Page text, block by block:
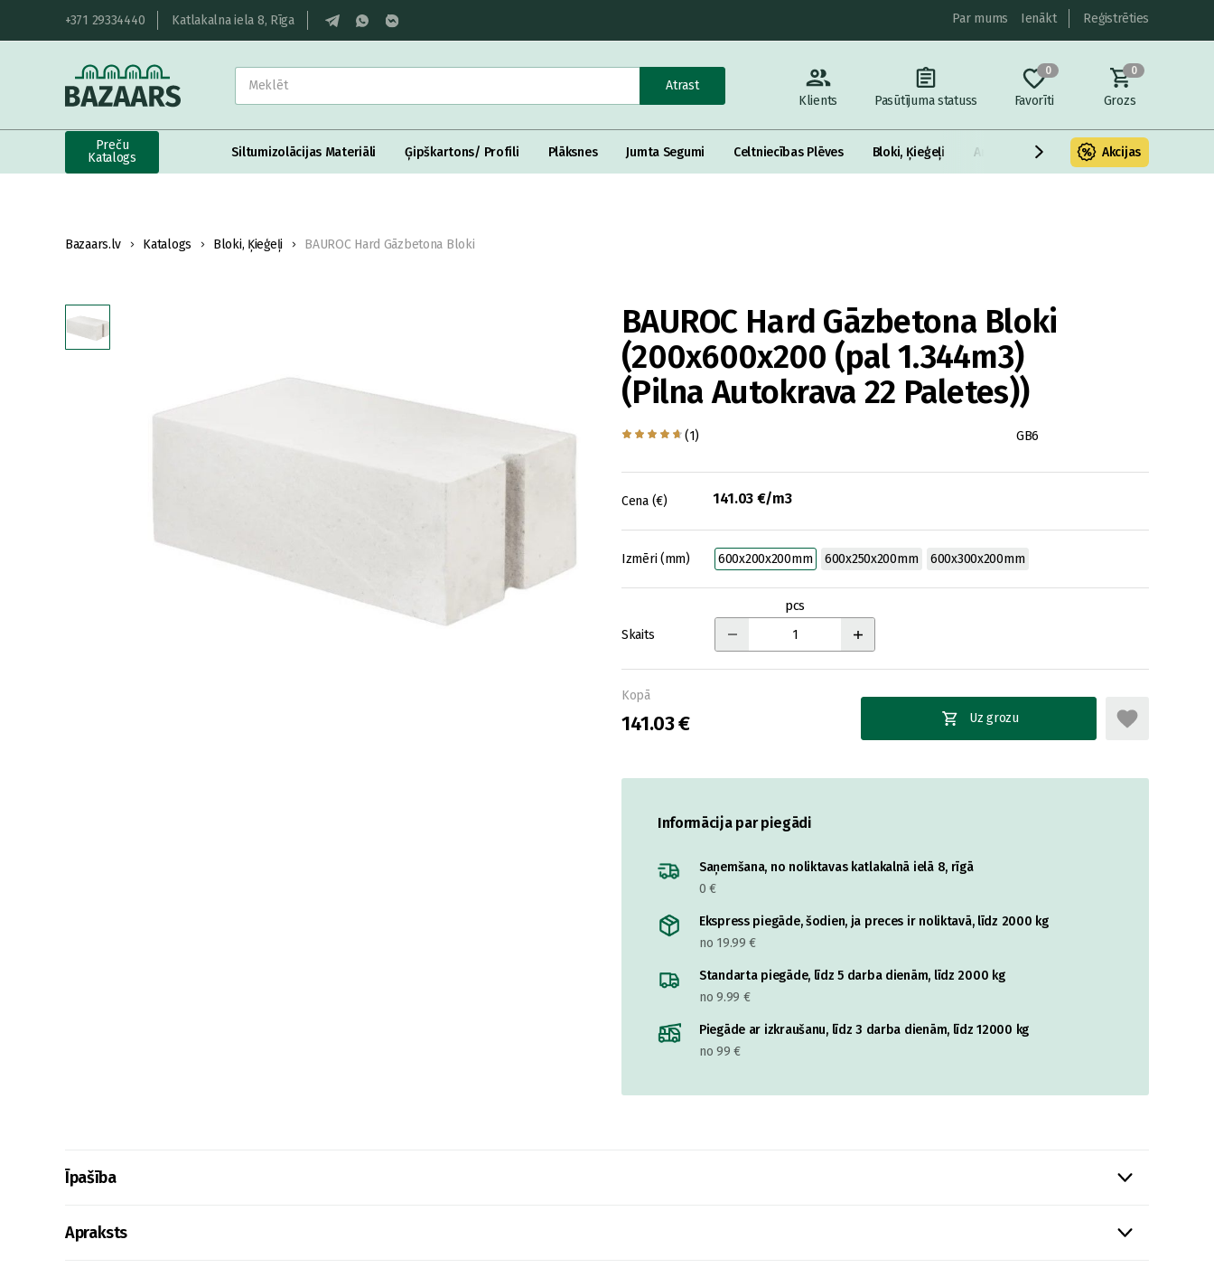
+371 29334440 Katlakalna iela 8, Rīga Par mums Ienākt Reģistrēties
Atrast
Klients
Pasūtījuma statuss
0
Favorīti
0
Grozs
Preču
Katalogs
Siltumizolācijas Materiāli Ģipškartons/ Profili Plāksnes Jumta Segumi Celtniecības Plēves Bloki, Ķieģeļi Armatūra un metāls Fasādes
Akcijas
Bazaars.lv Katalogs Bloki, Ķieģeļi BAUROC Hard Gāzbetona Bloki
BAUROC Hard Gāzbetona Bloki
(200x600x200 (pal 1.344m3)
(Pilna Autokrava 22 Paletes))
(1) GB6
Cena (€) 141.03 €/m3
Izmēri (mm) 600x200x200mm 600x250x200mm 600x300x200mm
Skaits
pcs
Kopā
141.03 € Uz grozu
Informācija par piegādi
Saņemšana, no noliktavas katlakalnā ielā 8, rīgā
0 €
Ekspress piegāde, šodien, ja preces ir noliktavā, līdz 2000 kg
no 19.99 €
Standarta piegāde, līdz 5 darba dienām, līdz 2000 kg
no 9.99 €
Piegāde ar izkraušanu, līdz 3 darba dienām, līdz 12000 kg
no 99 €
Īpašība
Apraksts